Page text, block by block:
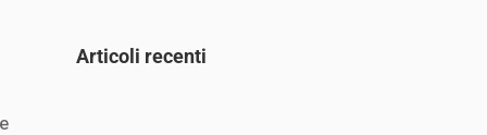
Articoli recenti